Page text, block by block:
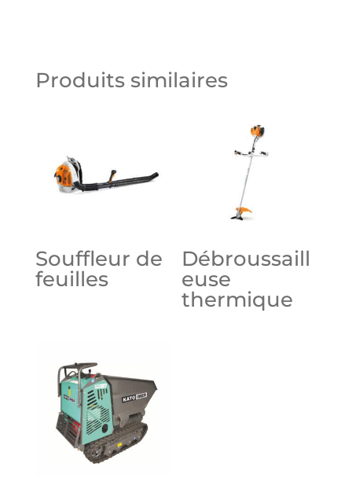
Produits similaires
Souffleur de
feuilles
Débroussaill
euse
thermique